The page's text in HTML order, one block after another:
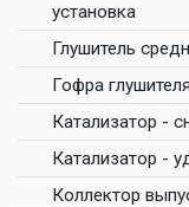
установка
Глушитель
Гофра
Катализатор -
Катализатор -
Коллектор